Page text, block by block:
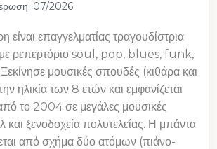
07/2026
επαγγελματίας τραγουδίστρια
ρεπερτόριο soul, pop, blues, funk,
μουσικές σπουδές (κιθάρα και
ηλικία των 8 ετών και εμφανίζεται
το 2004 σε μεγάλες μουσικές
και ξενοδοχεία πολυτελείας. Η μπάντα
από σχήμα δύο ατόμων (πιάνο-